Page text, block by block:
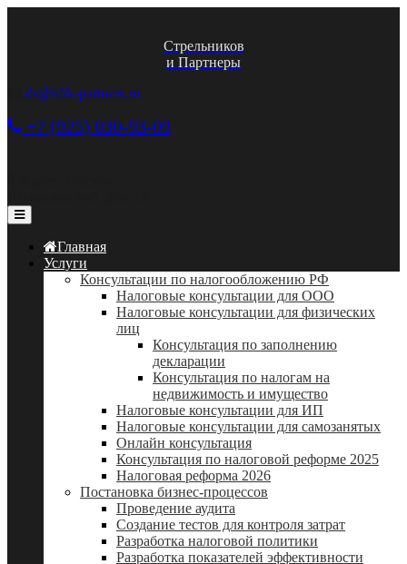
Стрельников
и Партнеры
ds@nftk-partners.ru
+7 (925) 030-93-09
Главная
Услуги
Консультации по налогообложению РФ
Налоговые консультации для ООО
Налоговые консультации для физических
лиц
Консультация по заполнению
декларации
Консультация по налогам на
недвижимость и имущество
Налоговые консультации для ИП
Налоговые консультации для самозанятых
Онлайн консультация
Консультация по налоговой реформе 2025
Налоговая реформа 2026
Постановка бизнес-процессов
Проведение аудита
Создание тестов для контроля затрат
Разработка налоговой политики
Разработка показателей эффективности